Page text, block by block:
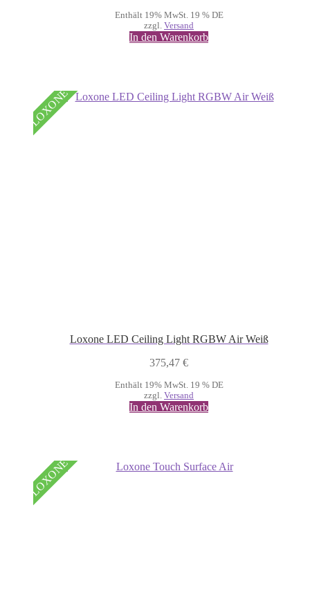
Enthält 19% MwSt. 19 % DE
zzgl. Versand
In den Warenkorb
LOXONE
Loxone LED Ceiling Light RGBW Air Weiß
375,47 €
Enthält 19% MwSt. 19 % DE
zzgl. Versand
In den Warenkorb
LOXONE